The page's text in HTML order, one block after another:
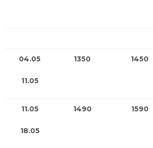
04.05
11.05
1350 1450
11.05
18.05
1490 1590